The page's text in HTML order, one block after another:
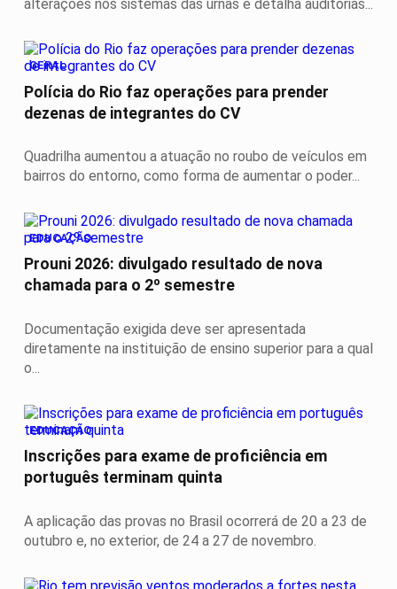
alterações nos sistemas das urnas e detalha auditorias...
GERAL
Polícia do Rio faz operações para prender
dezenas de integrantes do CV
Quadrilha aumentou a atuação no roubo de veículos em
bairros do entorno, como forma de aumentar o poder...
EDUCAÇÃO
Prouni 2026: divulgado resultado de nova
chamada para o 2º semestre
Documentação exigida deve ser apresentada
diretamente na instituição de ensino superior para a qual
o...
EDUCAÇÃO
Inscrições para exame de proficiência em
português terminam quinta
A aplicação das provas no Brasil ocorrerá de 20 a 23 de
outubro e, no exterior, de 24 a 27 de novembro.